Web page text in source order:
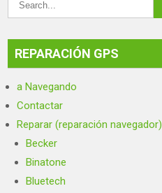
REPARACIÓN GPS
a Navegando
Contactar
Reparar (reparación navegador)
Becker
Binatone
Bluetech